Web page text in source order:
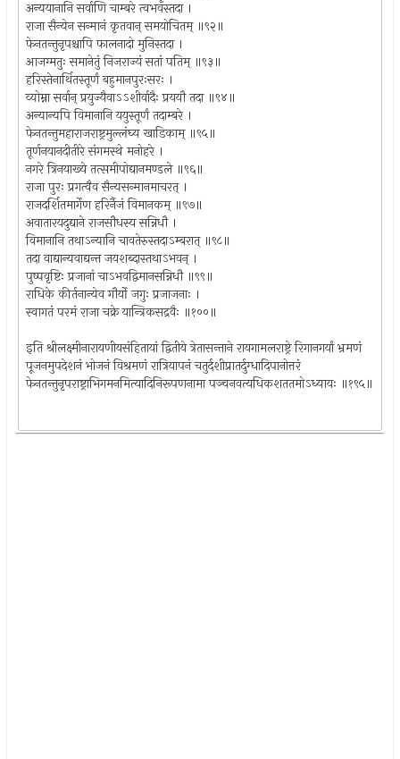
अन्ययानानि सर्वाणि चाम्बरे त्वभवँस्तदा ।
राजा सैन्येन सन्मानं कृतवान् समयोचितम् ॥९२॥
फेनतन्तुनृपश्चापि फालनादो मुनिस्तदा ।
आजग्मतुः समानेतुं निजराज्यं सतां पतिम् ॥९३॥
हरिस्तेनार्थितस्तूर्णं बहुमानपुरःसरः ।
व्योम्ना सर्वान् प्रयुज्यैवाऽऽशीर्वादैः प्रययौ तदा ॥९४॥
अन्यान्यपि विमानानि ययुस्तूर्णं तदाम्बरे ।
फेनतन्तुमहाराजराष्ट्रमुल्लंघ्य खाडिकाम् ॥९५॥
तूर्णनयानदीतीरे संगमस्थे मनोहरे ।
नगरे त्रिनयाख्ये तत्समीपोद्यानमण्डले ॥९६॥
राजा पुरः प्रगत्वैव सैन्यसन्मानमाचरत् ।
राजदर्शितमार्गेण हरिर्नैजं विमानकम् ॥९७॥
अवातारयदुद्याने राजसौधस्य सन्निधौ ।
विमानानि तथाऽन्यानि चावतेरुस्तदाऽम्बरात् ॥९८॥
तदा वाद्यान्यवाद्यन्त जयशब्दास्तथाऽभवन् ।
पुष्पवृष्टिः प्रजानां चाऽभवद्विमानसन्निधौ ॥९९॥
राधिके कीर्तनान्येव गौर्यो जगुः प्रजाजनाः ।
स्वागतं परमं राजा चक्रे यान्त्रिकसद्रवैः ॥१००॥
इति श्रीलक्ष्मीनारायणीयसंहितायां द्वितीये त्रेतासन्ताने रायगामलराष्ट्रे रिगानगर्यां भ्रमणं
पूजनमुपदेशनं भोजनं विश्रमणं रात्रियापनं चतुर्दशीप्रातर्दुग्धादिपानोत्तरं
फेनतन्तुनृपराष्ट्राभिगमनमित्यादिनिरूपणनामा पञ्चनवत्यधिकशततमोऽध्यायः ॥१९५॥